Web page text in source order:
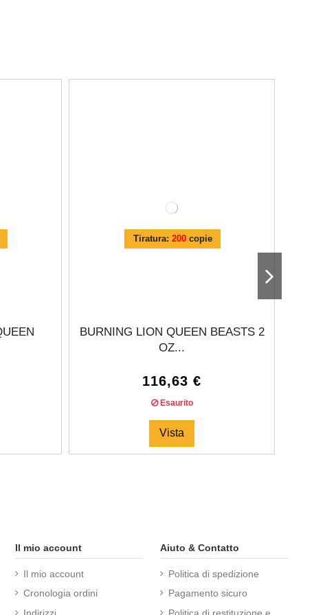
Tiratura: 200copie
BURNING LION QUEEN BEASTS 2
OZ...
116,63 €
Esaurito
Vista
Il mio account
Il mio account
Cronologia ordini
Indirizzi
Aiuto & Contatto
Politica di spedizione
Pagamento sicuro
Politica di restituzione e